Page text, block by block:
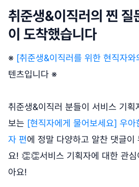
취준생&이직러의 찐 질
이 도착했습니다
※ [취준생&이직러를 위한 현직자
텐츠입니다 ※
취준생&이직러 분들이 서비스 기획
보는 [현직자에게 물어보세요] 우아
자 편에 정말 다양하고 알찬 댓글이
요! 👏👏서비스 기획자에 대한 관
아요!